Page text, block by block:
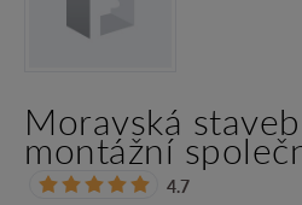
Moravská
montážní
4.7